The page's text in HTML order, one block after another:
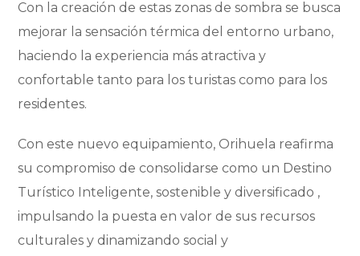
Con la creación de estas zonas de sombra se busca
mejorar la sensación térmica del entorno urbano,
haciendo la experiencia más atractiva y
confortable tanto para los turistas como para los
residentes.
Con este nuevo equipamiento, Orihuela reafirma
su compromiso de consolidarse como un Destino
Turístico Inteligente, sostenible y diversificado ,
impulsando la puesta en valor de sus recursos
culturales y dinamizando social y